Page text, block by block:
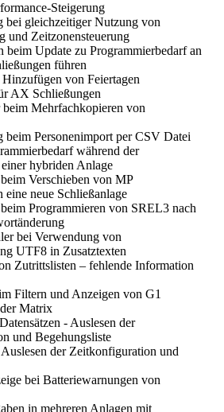
Steigerung
bei gleichzeitiger Nutzung von
und Zeitzonensteuerung
beim Update zu Programmierbedarf an
führen
von Feiertagen
AX Schließungen
Mehrfachkopieren von
beim Personenimport per CSV Datei
während der
hybriden Anlage
Verschieben von MP
eine neue Schließanlage
Programmieren von SREL3 nach
bei Verwendung von
UTF8 in Zusatztexten
Zutrittslisten – fehlende Information
Filtern und Anzeigen von G1
Matrix
- Auslesen der
und Begehungsliste
der Zeitkonfiguration und
bei Batteriewarnungen von
in mehreren Anlagen mit